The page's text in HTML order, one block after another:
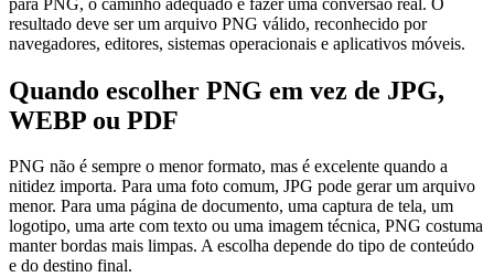
resultado deve ser um arquivo PNG válido, reconhecido por
navegadores, editores, sistemas operacionais e aplicativos móveis.
Quando escolher PNG em vez de JPG,
WEBP ou PDF
PNG não é sempre o menor formato, mas é excelente quando a
nitidez importa. Para uma foto comum, JPG pode gerar um arquivo
menor. Para uma página de documento, uma captura de tela, um
logotipo, uma arte com texto ou uma imagem técnica, PNG costuma
manter bordas mais limpas. A escolha depende do tipo de conteúdo
e do destino final.